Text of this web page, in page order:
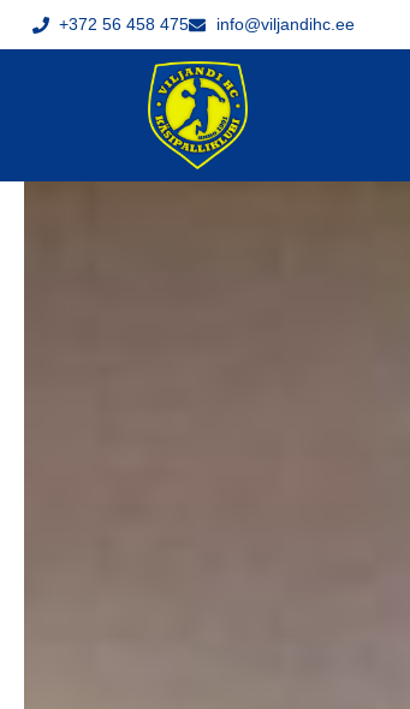
+372 56 458 475 info@viljandihc.ee